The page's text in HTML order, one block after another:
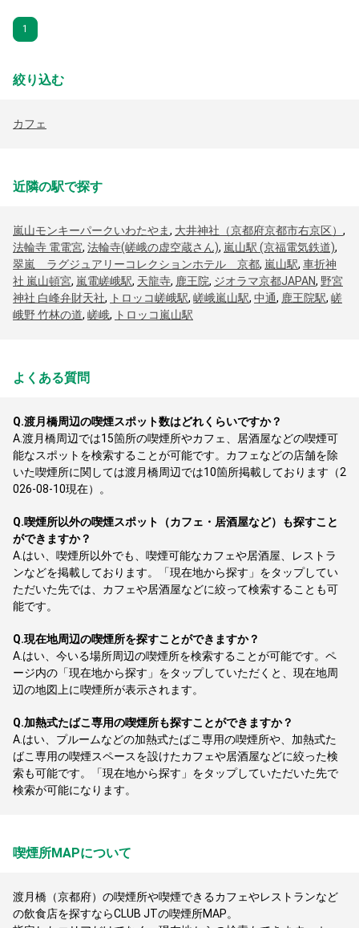
1
絞り込む
カフェ
近隣の駅で探す
嵐山モンキーパークいわたやま, 大井神社（京都府京都市右京区） ,
法輪寺 電電宮, 法輪寺(嵯峨の虚空蔵さん), 嵐山駅 (京福電気鉄道),
翠嵐 ラグジュアリーコレクションホテル 京都, 嵐山駅, 車折神
社 嵐山頓宮, 嵐電嵯峨駅, 天龍寺, 鹿王院, ジオラマ京都JAPAN, 野宮
神社 白峰弁財天社, トロッコ嵯峨駅, 嵯峨嵐山駅, 中通, 鹿王院駅, 嵯
峨野 竹林の道, 嵯峨, トロッコ嵐山駅
よくある質問
Q.渡月橋周辺の喫煙スポット数はどれくらいですか？
A.渡月橋周辺では15箇所の喫煙所やカフェ、居酒屋などの喫煙可
能なスポットを検索することが可能です。カフェなどの店舗を除
いた喫煙所に関しては渡月橋周辺では10箇所掲載しております（2
026-08-10現在）。
Q.喫煙所以外の喫煙スポット（カフェ・居酒屋など）も探すこと
ができますか？
A. はい、喫煙所以外でも、喫煙可能なカフェや居酒屋、レストラ
ンなどを掲載しております。「現在地から探す」をタップしてい
ただいた先では、カフェや居酒屋などに絞って検索することも可
能です。
Q.現在地周辺の喫煙所を探すことができますか？
A. はい、今いる場所周辺の喫煙所を検索することが可能です。ペ
ージ内の「現在地から探す」をタップしていただくと、現在地周
辺の地図上に喫煙所が表示されます。
Q.加熱式たばこ専用の喫煙所も探すことができますか？
A. はい、プルームなどの加熱式たばこ専用の喫煙所や、加熱式た
ばこ専用の喫煙スペースを設けたカフェや居酒屋などに絞った検
索も可能です。「現在地から探す」をタップしていただいた先で
検索が可能になります。
喫煙所MAPについて
渡月橋（京都府）の喫煙所や喫煙できるカフェやレストランなど
の飲食店を探すならCLUB JTの喫煙所MAP。